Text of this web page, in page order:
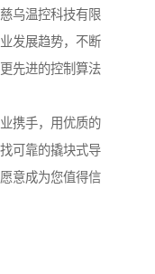
乌温控科技有限
发展趋势，不断
先进的控制算法
携手，用优质的
可靠的撬块式导
意成为您值得信